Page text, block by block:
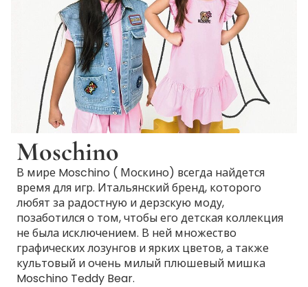
Moschino
В мире Moschino ( Москино) всегда найдется
время для игр. Итальянский бренд, которого
любят за радостную и дерзскую моду,
позаботился о том, чтобы его детская коллекция
не была исключением. В ней множество
графических лозунгов и ярких цветов, а также
культовый и очень милый плюшевый мишка
Moschino Teddy Bear.